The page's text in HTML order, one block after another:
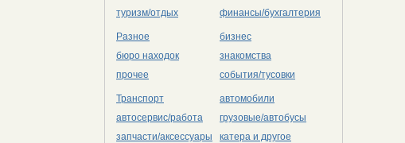
туризм/отдых
финансы/бухгалтерия
Разное
бизнес
бюро находок
знакомства
прочее
события/тусовки
Транспорт
автомобили
автосервис/работа
грузовые/автобусы
запчасти/аксессуары
катера и другое